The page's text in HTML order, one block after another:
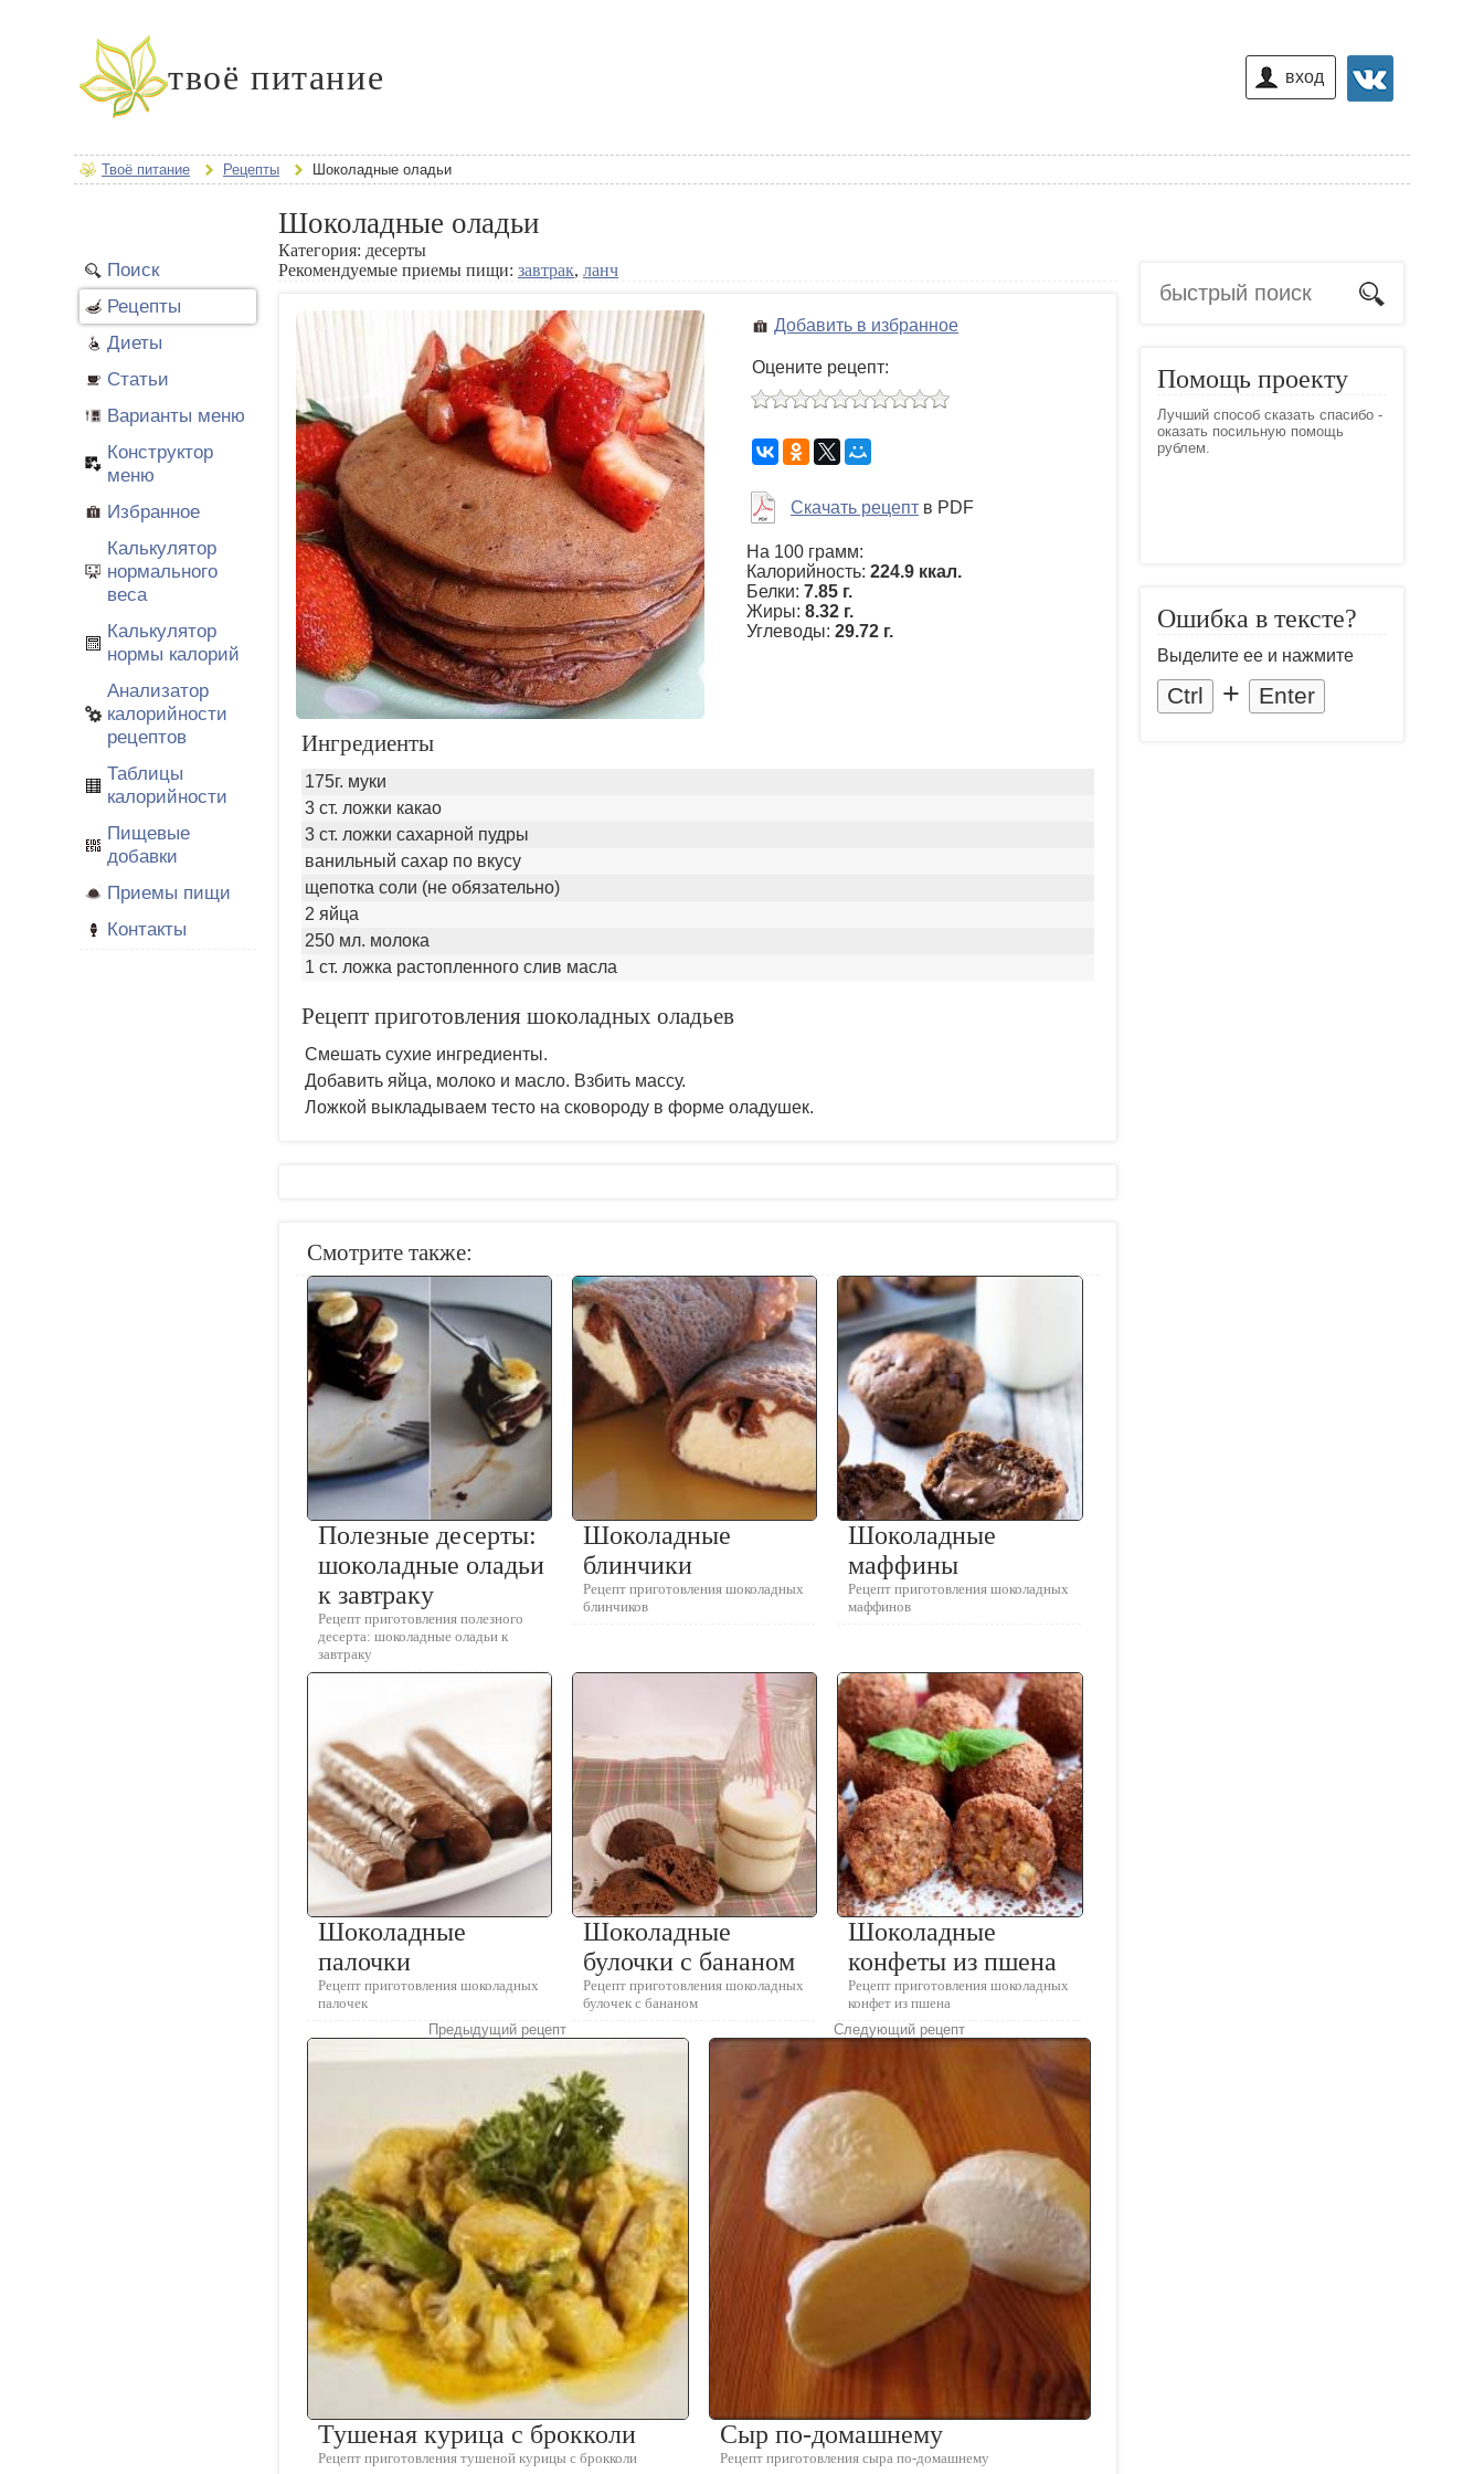
твоё питание вход
Твоё питание Рецепты Шоколадные оладьи
Поиск
Рецепты
Диеты
Статьи
Варианты меню
Конструктор
меню
Избранное
Калькулятор
нормального
веса
Калькулятор
нормы калорий
Анализатор
калорийности
рецептов
Таблицы
калорийности
Пищевые
добавки
Приемы пищи
Контакты
Шоколадные оладьи
Категория: десерты
Рекомендуемые приемы пищи: завтрак, ланч
Добавить в избранное
Оцените рецепт:
Скачать рецепт в PDF
На 100 грамм:
Калорийность: 224.9 ккал.
Белки: 7.85 г.
Жиры: 8.32 г.
Углеводы: 29.72 г.
Ингредиенты
175г. муки
3 ст. ложки какао
3 ст. ложки сахарной пудры
ванильный сахар по вкусу
щепотка соли (не обязательно)
2 яйца
250 мл. молока
1 ст. ложка растопленного слив масла
Рецепт приготовления шоколадных оладьев
Смешать сухие ингредиенты.
Добавить яйца, молоко и масло. Взбить массу.
Ложкой выкладываем тесто на сковороду в форме оладушек.
Смотрите также:
Полезные десерты:
шоколадные оладьи
к завтраку
Рецепт приготовления полезного
десерта: шоколадные оладьи к
завтраку
Шоколадные
блинчики
Рецепт приготовления шоколадных
блинчиков
Шоколадные
маффины
Рецепт приготовления шоколадных
маффинов
Шоколадные
палочки
Рецепт приготовления шоколадных
палочек
Шоколадные
булочки с бананом
Рецепт приготовления шоколадных
булочек с бананом
Шоколадные
конфеты из пшена
Рецепт приготовления шоколадных
конфет из пшена
Предыдущий рецепт
Тушеная курица с брокколи
Рецепт приготовления тушеной курицы с брокколи
Следующий рецепт
Сыр по-домашнему
Рецепт приготовления сыра по-домашнему
Помощь проекту
Лучший способ сказать спасибо -
оказать посильную помощь
рублем.
Ошибка в тексте?
Выделите ее и нажмите
Ctrl + Enter